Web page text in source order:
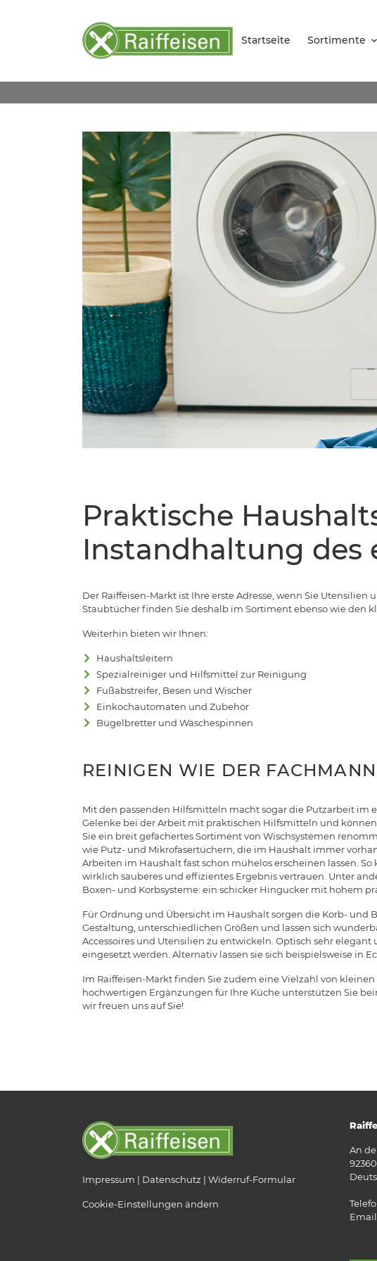
Startseite Sortimente
Praktische
Instandhaltung des
Der Raiffeisen-Markt ist Ihre erste Adresse, wenn Sie
Staubtücher finden Sie deshalb im Sortiment ebenso wie den
Weiterhin bieten wir Ihnen:
Haushaltsleitern
Spezialreiniger und Hilfsmittel zur Reinigung
Fußabstreifer, Besen und Wischer
Einkochautomaten und Zubehör
Bügelbretter und Wäschespinnen
REINIGEN WIE DER
Mit den passenden Hilfsmitteln macht sogar die Putzarbeit im
Gelenke bei der Arbeit mit praktischen Hilfsmitteln und
Sie ein breit gefächertes Sortiment von Wischsystemen
wie Putz- und Mikrofasertüchern, die im Haushalt immer
Arbeiten im Haushalt fast schon mühelos erscheinen lassen.
wirklich sauberes und effizientes Ergebnis vertrauen. Unter
Boxen- und Korbsysteme: ein schicker Hingucker mit hohem
Für Ordnung und Übersicht im Haushalt sorgen die Korb- und
Gestaltung, unterschiedlichen Größen und lassen sich
Accessoires und Utensilien zu entwickeln. Optisch sehr
eingesetzt werden. Alternativ lassen sie sich beispielsweise in
Im Raiffeisen-Markt finden Sie zudem eine Vielzahl von
hochwertigen Ergänzungen für Ihre Küche unterstützen Sie
wir freuen uns auf Sie!
Impressum Datenschutz Widerruf-Formular
Cookie-Einstellungen ändern
An